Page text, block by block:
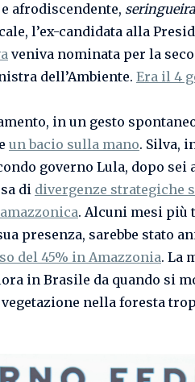
afrodiscendente, seringueira
l’ex-candidata alla
veniva nominata per la
dell’Ambiente. Era il 4
in un gesto
un bacio sulla mano. Silva,
governo Lula, dopo sei
di divergenze strategiche
. Alcuni mesi più
presenza, sarebbe stato
del 45% in Amazzonia. La
in Brasile da quando si
nella foresta